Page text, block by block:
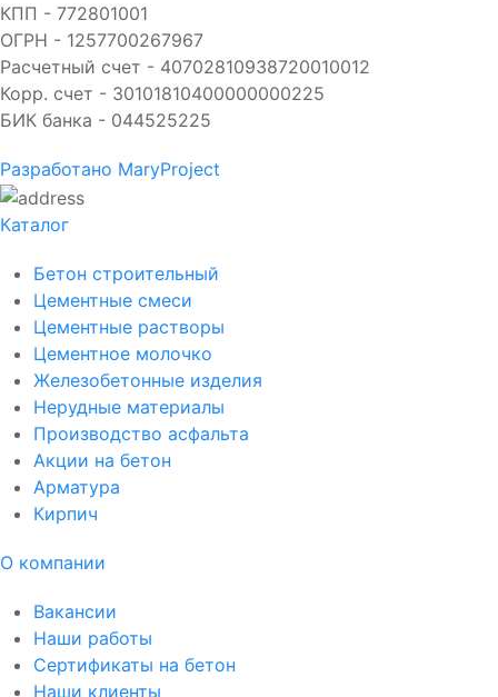
КПП - 772801001
ОГРН - 1257700267967
Расчетный счет - 40702810938720010012
Корр. счет - 30101810400000000225
БИК банка - 044525225
Разработано MaryProject
Каталог
Бетон строительный
Цементные смеси
Цементные растворы
Цементное молочко
Железобетонные изделия
Нерудные материалы
Производство асфальта
Акции на бетон
Арматура
Кирпич
О компании
Вакансии
Наши работы
Сертификаты на бетон
Наши клиенты